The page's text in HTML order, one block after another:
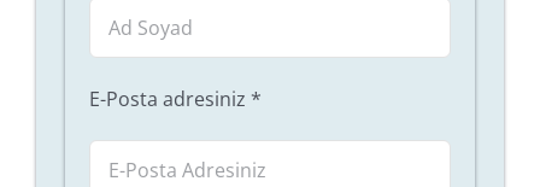
E-Posta adresiniz *